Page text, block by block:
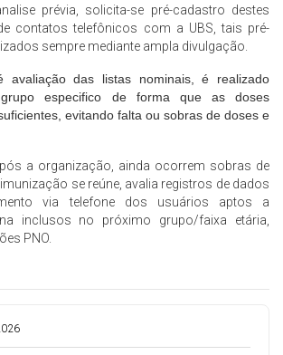
prévia, solicita-se pré-cadastro destes
contatos telefônicos com a UBS, tais pré-
sempre mediante ampla divulgação.
avaliação das listas nominais, é realizado
especifico de forma que as doses
evitando falta ou sobras de doses e
a organização, ainda ocorrem sobras de
se reúne, avalia registros de dados
via telefone dos usuários aptos a
inclusos no próximo grupo/faixa etária,
PNO.